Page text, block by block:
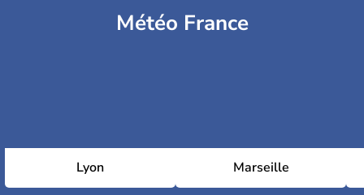
Météo France
Lyon Marseille